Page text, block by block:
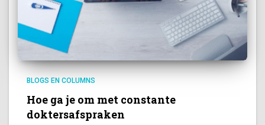
BLOGS EN COLUMNS
Hoe ga je om met constante
doktersafspraken